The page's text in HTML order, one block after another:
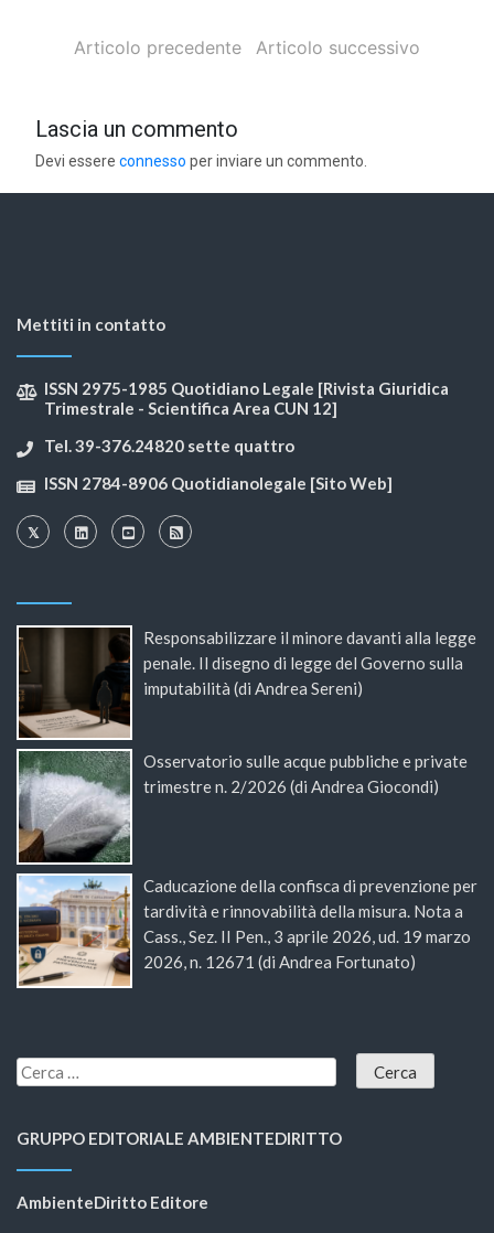
Articolo precedente Articolo successivo
Lascia un commento
Devi essereconnesso per inviare un commento.
Mettiti in contatto
ISSN 2975-1985 Quotidiano Legale [Rivista Giuridica
Trimestrale - Scientifica Area CUN 12]
Tel. 39-376.24820 sette quattro
ISSN 2784-8906 Quotidianolegale [Sito Web]
Responsabilizzare il minore davanti alla legge
penale. Il disegno di legge del Governo sulla
imputabilità (di Andrea Sereni)
Osservatorio sulle acque pubbliche e private
trimestre n. 2/2026 (di Andrea Giocondi)
Caducazione della confisca di prevenzione per
tardività e rinnovabilità della misura. Nota a
Cass., Sez. II Pen., 3 aprile 2026, ud. 19 marzo
2026, n. 12671 (di Andrea Fortunato)
GRUPPO EDITORIALE AMBIENTEDIRITTO
AmbienteDiritto Editore